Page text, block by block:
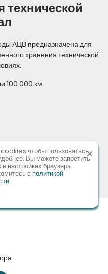
АЦВ предназначена для
хранения технической
100 000 км
чтобы пользоваться
Вы можете запретить
настройках браузера.
с политикой